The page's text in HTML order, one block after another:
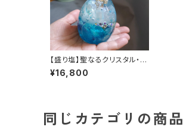
【盛り塩】聖なるクリスタル・ユ
ニコーンオルゴナイト
¥16,800
同じカテゴリの商品